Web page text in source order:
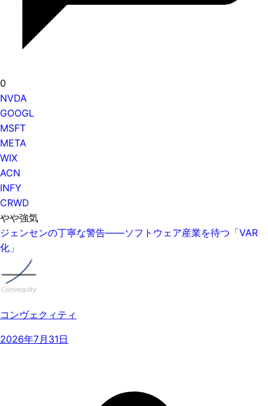
0
NVDA
GOOGL
MSFT
META
WIX
ACN
INFY
CRWD
やや強気
ジェンセンの丁寧な警告——ソフトウェア産業を待つ「VAR
化」
コンヴェクィティ
2026年7月31日